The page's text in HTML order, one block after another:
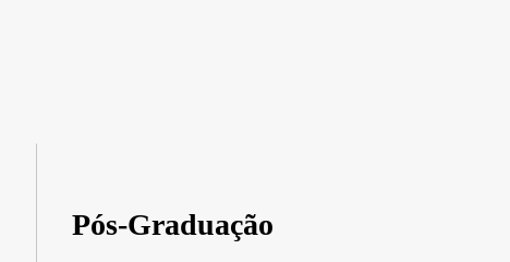
Pós-Graduação